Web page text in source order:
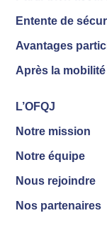
Entente de
Avantages
Après la mobilité
L’OFQJ
Notre mission
Notre équipe
Nous rejoindre
Nos partenaires